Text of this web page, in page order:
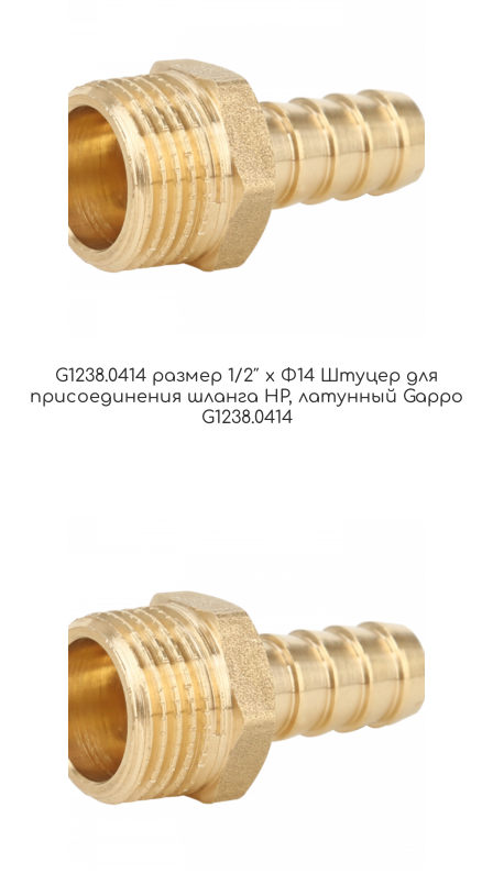
G1238.0414 размер 1/2″ x Φ14 Штуцер для
присоединения шланга НР, латунный Gappo
G1238.0414